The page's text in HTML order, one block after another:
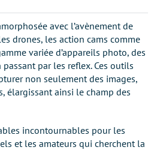
avec l’avènement de
drones, les action cams comme
variée d’appareils photo, des
par les reflex. Ces outils
non seulement des images,
élargissant ainsi le champ des
incontournables pour les
et les amateurs qui cherchent la